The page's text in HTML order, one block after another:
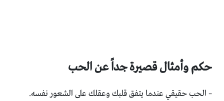
حكم وأمثال قصيرة جداً عن الحب
– الحب حقيقي عندما يتفق قلبك وعقلك على الشعور نفسه.